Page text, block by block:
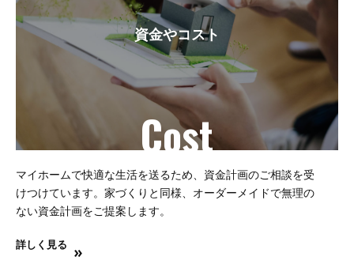
資金やコスト
Cost
マイホームで快適な生活を送るため、資金計画のご相談を受
けつけています。家づくりと同様、オーダーメイドで無理の
ない資金計画をご提案します。
詳しく見る